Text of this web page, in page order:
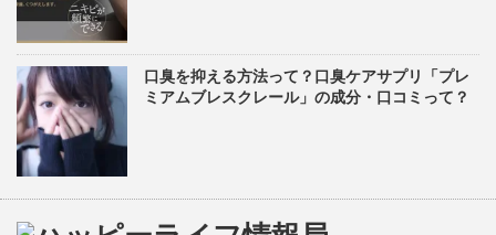
口臭を抑える方法って？口臭ケアサプリ「プレ
ミアムブレスクレール」の成分・口コミって？